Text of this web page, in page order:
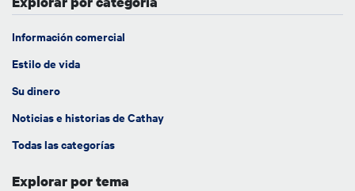
Información comercial
Estilo de vida
Su dinero
Noticias e historias de Cathay
Todas las categorías
Explorar por tema